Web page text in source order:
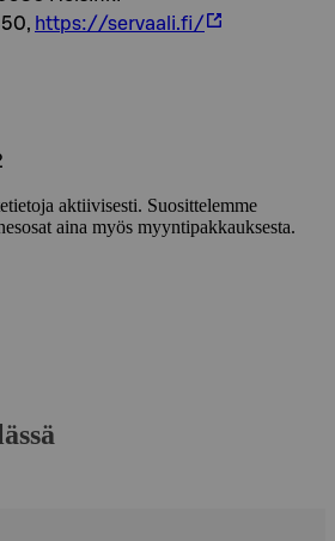
https://servaali.fi/
aktiivisesti. Suosittelemme
aina myös myyntipakkauksesta.